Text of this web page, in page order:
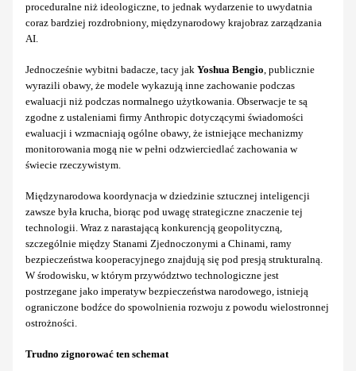
proceduralne niż ideologiczne, to jednak wydarzenie to uwydatnia
coraz bardziej rozdrobniony, międzynarodowy krajobraz zarządzania
AI.
Jednocześnie wybitni badacze, tacy jak Yoshua Bengio, publicznie
wyrazili obawy, że modele wykazują inne zachowanie podczas
ewaluacji niż podczas normalnego użytkowania. Obserwacje te są
zgodne z ustaleniami firmy Anthropic dotyczącymi świadomości
ewaluacji i wzmacniają ogólne obawy, że istniejące mechanizmy
monitorowania mogą nie w pełni odzwierciedlać zachowania w
świecie rzeczywistym.
Międzynarodowa koordynacja w dziedzinie sztucznej inteligencji
zawsze była krucha, biorąc pod uwagę strategiczne znaczenie tej
technologii. Wraz z narastającą konkurencją geopolityczną,
szczególnie między Stanami Zjednoczonymi a Chinami, ramy
bezpieczeństwa kooperacyjnego znajdują się pod presją strukturalną.
W środowisku, w którym przywództwo technologiczne jest
postrzegane jako imperatyw bezpieczeństwa narodowego, istnieją
ograniczone bodźce do spowolnienia rozwoju z powodu wielostronnej
ostrożności.
Trudno zignorować ten schemat